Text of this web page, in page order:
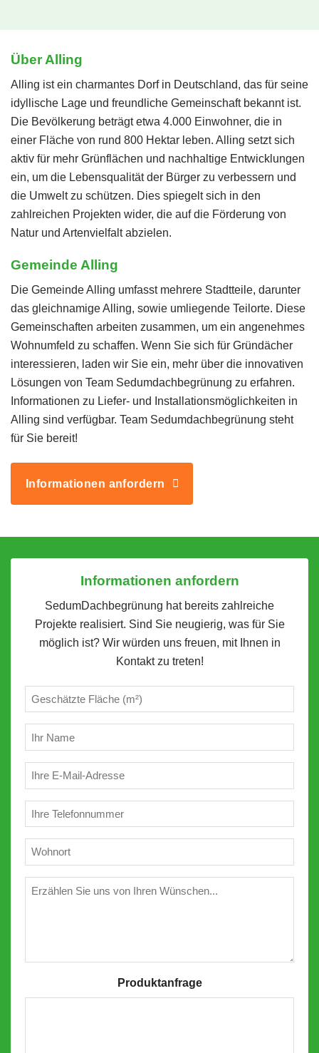
Über Alling
Alling ist ein charmantes Dorf in Deutschland, das für seine
idyllische Lage und freundliche Gemeinschaft bekannt ist.
Die Bevölkerung beträgt etwa 4.000 Einwohner, die in
einer Fläche von rund 800 Hektar leben. Alling setzt sich
aktiv für mehr Grünflächen und nachhaltige Entwicklungen
ein, um die Lebensqualität der Bürger zu verbessern und
die Umwelt zu schützen. Dies spiegelt sich in den
zahlreichen Projekten wider, die auf die Förderung von
Natur und Artenvielfalt abzielen.
Gemeinde Alling
Die Gemeinde Alling umfasst mehrere Stadtteile, darunter
das gleichnamige Alling, sowie umliegende Teilorte. Diese
Gemeinschaften arbeiten zusammen, um ein angenehmes
Wohnumfeld zu schaffen. Wenn Sie sich für Gründächer
interessieren, laden wir Sie ein, mehr über die innovativen
Lösungen von Team Sedumdachbegrünung zu erfahren.
Informationen zu Liefer- und Installationsmöglichkeiten in
Alling sind verfügbar. Team Sedumdachbegrünung steht
für Sie bereit!
Informationen anfordern
Informationen anfordern
SedumDachbegrünung hat bereits zahlreiche
Projekte realisiert. Sind Sie neugierig, was für Sie
möglich ist? Wir würden uns freuen, mit Ihnen in
Kontakt zu treten!
m²
Name
Mail
(erforderlich)
(erforderlich)
Wünschen
Produktanfrage